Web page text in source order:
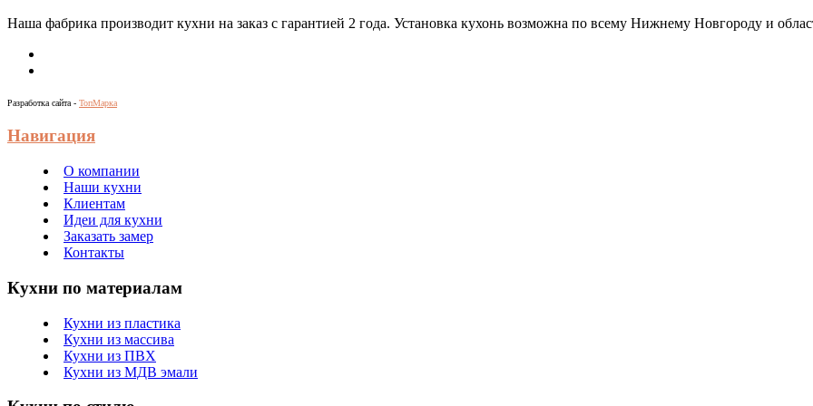
Наша фабрика производит кухни на заказ c гарантией 2 года. Установка кухонь возможна по всему Нижнему Новгороду и
Разработка сайта - ТопМарка
Навигация
О компании
Наши кухни
Клиентам
Идеи для кухни
Заказать замер
Контакты
Кухни по материалам
Кухни из пластика
Кухни из массива
Кухни из ПВХ
Кухни из МДВ эмали